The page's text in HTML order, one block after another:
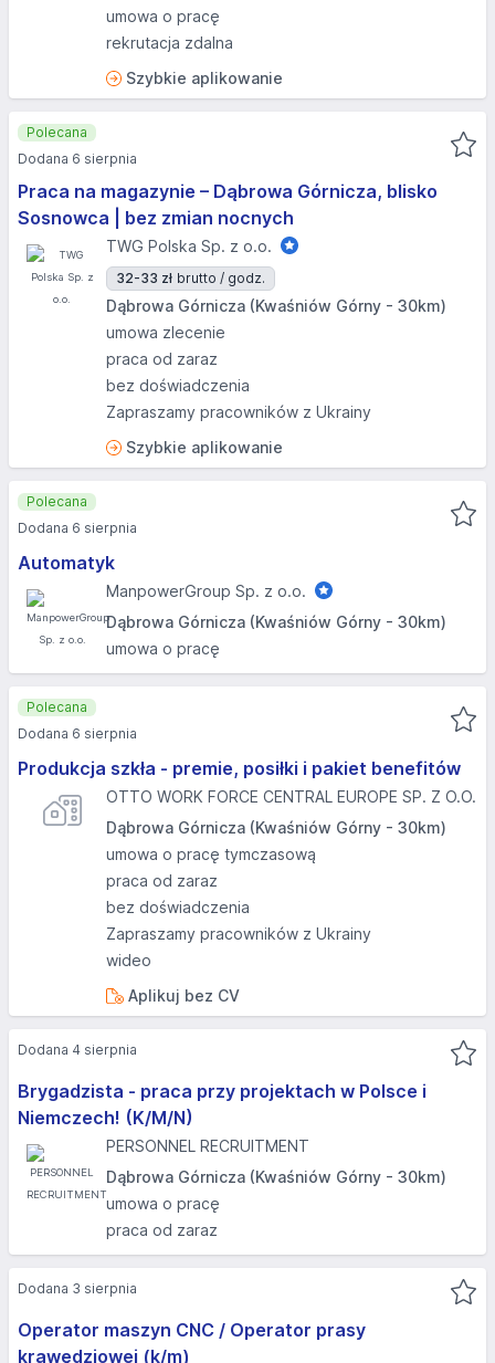
umowa o pracę
rekrutacja zdalna
Szybkie aplikowanie
Praca na magazynie – Dąbrowa Górnicza, blisko
Sosnowca | bez zmian nocnych
TWG Polska Sp. z o.o.
32-33 zł brutto / godz.
Dąbrowa Górnicza (Kwaśniów Górny - 30km)
umowa zlecenie
praca od zaraz
bez doświadczenia
Zapraszamy pracowników z Ukrainy
Szybkie aplikowanie
Polecana
Dodana 6 sierpnia
Automatyk
ManpowerGroup Sp. z o.o.
Dąbrowa Górnicza (Kwaśniów Górny - 30km)
umowa o pracę
Polecana
Dodana 6 sierpnia
Produkcja szkła - premie, posiłki i pakiet benefitów
OTTO WORK FORCE CENTRAL EUROPE SP. Z O.O.
Dąbrowa Górnicza (Kwaśniów Górny - 30km)
umowa o pracę tymczasową
praca od zaraz
bez doświadczenia
Zapraszamy pracowników z Ukrainy
wideo
Aplikuj bez CV
Polecana
Dodana 6 sierpnia
Brygadzista - praca przy projektach w Polsce i
Niemczech! (K/M/N)
PERSONNEL RECRUITMENT
Dąbrowa Górnicza (Kwaśniów Górny - 30km)
umowa o pracę
praca od zaraz
Dodana 4 sierpnia
Operator maszyn CNC / Operator prasy
krawędziowej (k/m)
Dodana 3 sierpnia